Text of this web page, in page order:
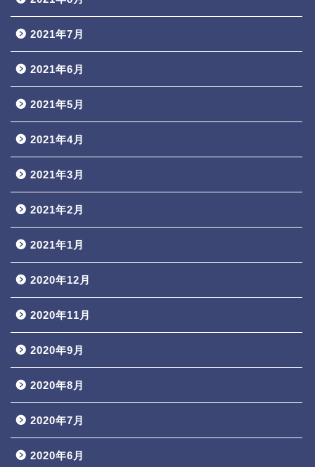
2021年7月
2021年6月
2021年5月
2021年4月
2021年3月
2021年2月
2021年1月
2020年12月
2020年11月
2020年9月
2020年8月
2020年7月
2020年6月